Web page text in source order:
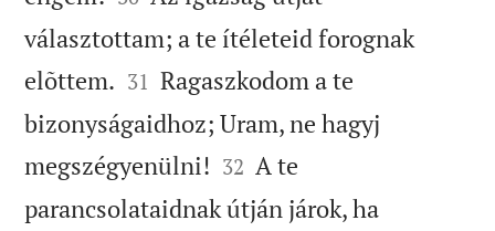
választottam; a te ítéleteid forognak
elõttem. 

31 Ragaszkodom a te
bizonyságaidhoz; Uram, ne hagyj
megszégyenülni! 

32 A te
parancsolataidnak útján járok, ha